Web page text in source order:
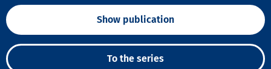
Show publication
To the series